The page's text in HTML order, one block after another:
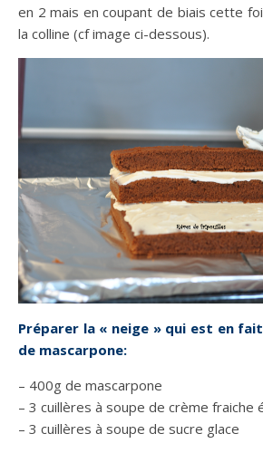
en 2 mais en coupant de biais cette
la colline (cf image ci-dessous).
Préparer la « neige » qui est en
de mascarpone:
– 400g de mascarpone
– 3 cuillères à soupe de crème fraiche
– 3 cuillères à soupe de sucre glace